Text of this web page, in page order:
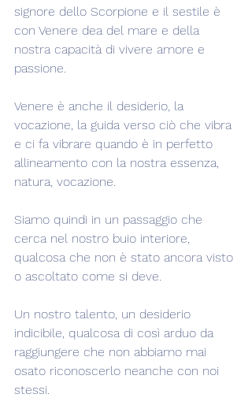
signore dello Scorpione e il sestile è
con Venere dea del mare e della
nostra capacità di vivere amore e
passione.
Venere è anche il desiderio, la
vocazione, la guida verso ciò che vibra
e ci fa vibrare quando è in perfetto
allineamento con la nostra essenza,
natura, vocazione.
Siamo quindi in un passaggio che
cerca nel nostro buio interiore,
qualcosa che non è stato ancora visto
o ascoltato come si deve.
Un nostro talento, un desiderio
indicibile, qualcosa di così arduo da
raggiungere che non abbiamo mai
osato riconoscerlo neanche con noi
stessi.